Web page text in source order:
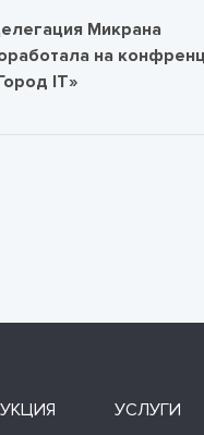
Микрана
на
IT»
УСЛУГИ